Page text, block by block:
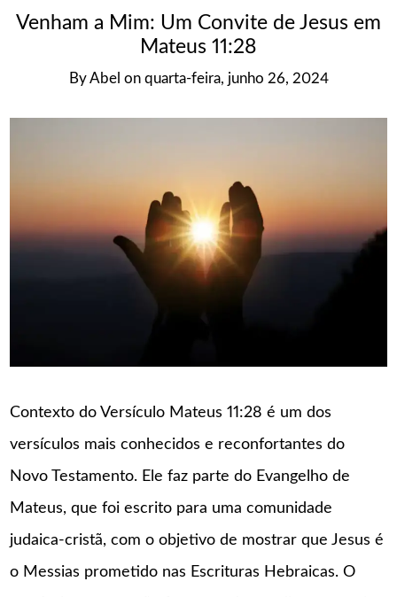
Venham a Mim: Um Convite de Jesus em
Mateus 11:28
ByAbel on quarta-feira, junho 26, 2024
Contexto do Versículo Mateus 11:28 é um dos
versículos mais conhecidos e reconfortantes do
Novo Testamento. Ele faz parte do Evangelho de
Mateus, que foi escrito para uma comunidade
judaica-cristã, com o objetivo de mostrar que Jesus é
o Messias prometido nas Escrituras Hebraicas. O